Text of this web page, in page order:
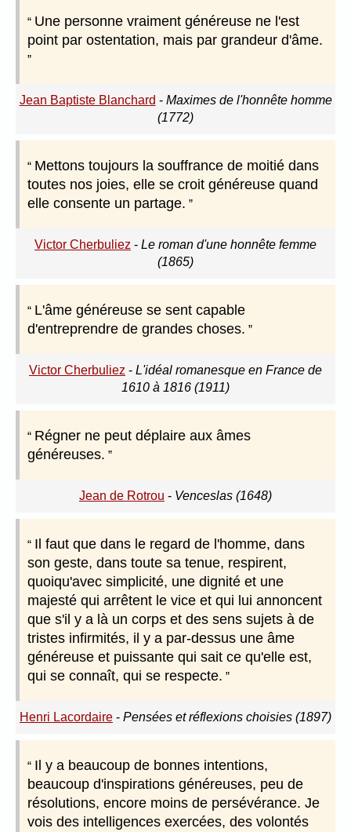
Une personne vraiment généreuse ne l'est
point par ostentation, mais par grandeur d'âme.
Jean Baptiste Blanchard - Maximes de l'honnête homme
(1772)
Mettons toujours la souffrance de moitié dans
toutes nos joies, elle se croit généreuse quand
elle consente un partage.
Victor Cherbuliez - Le roman d'une honnête femme
(1865)
L'âme généreuse se sent capable
d'entreprendre de grandes choses.
Victor Cherbuliez - L'idéal romanesque en France de
1610 à 1816 (1911)
Régner ne peut déplaire aux âmes
généreuses.
Jean de Rotrou - Venceslas (1648)
Il faut que dans le regard de l'homme, dans
son geste, dans toute sa tenue, respirent,
quoiqu'avec simplicité, une dignité et une
majesté qui arrêtent le vice et qui lui annoncent
que s'il y a là un corps et des sens sujets à de
tristes infirmités, il y a par-dessus une âme
généreuse et puissante qui sait ce qu'elle est,
qui se connaît, qui se respecte.
Henri Lacordaire - Pensées et réflexions choisies (1897)
Il y a beaucoup de bonnes intentions,
beaucoup d'inspirations généreuses, peu de
résolutions, encore moins de persévérance. Je
vois des intelligences exercées, des volontés